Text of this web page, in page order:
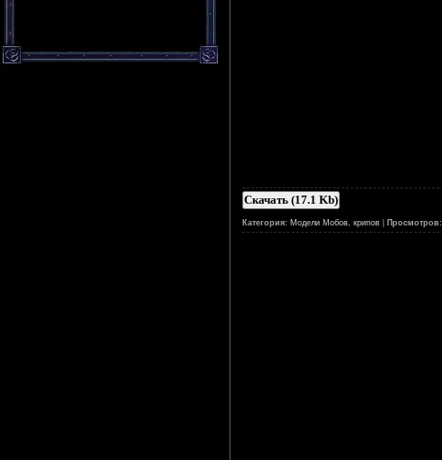
Скачать (17.1 Kb)
Категория: Модели Мобов, крипов Просмотров: